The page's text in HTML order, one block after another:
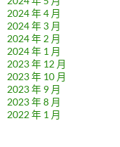
2024 年 4 月
2024 年 3 月
2024 年 2 月
2024 年 1 月
2023 年 12 月
2023 年 10 月
2023 年 9 月
2023 年 8 月
2022 年 1 月